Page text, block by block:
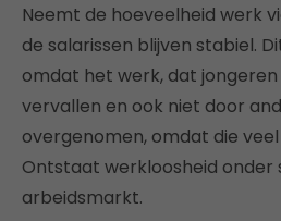
Neemt de hoeveelheid werk
de salarissen blijven stabiel.
omdat het werk, dat
vervallen en ook niet door
overgenomen, omdat die veel
Ontstaat werkloosheid onder
arbeidsmarkt.